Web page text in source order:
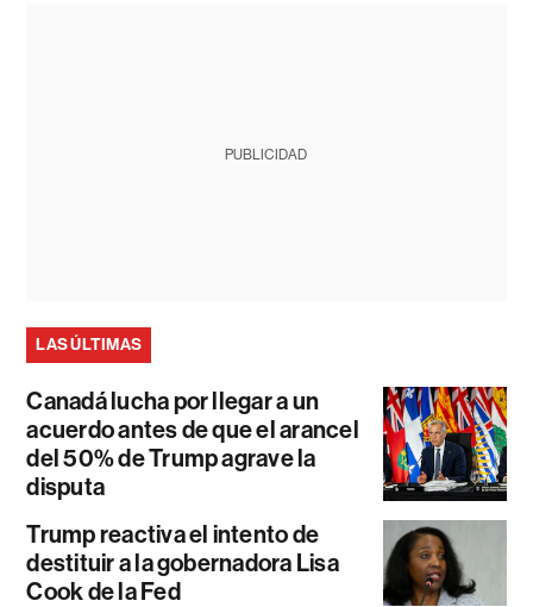
PUBLICIDAD
LAS ÚLTIMAS
Canadá lucha por llegar a un
acuerdo antes de que el arancel
del 50% de Trump agrave la
disputa
Trump reactiva el intento de
destituir a la gobernadora Lisa
Cook de la Fed